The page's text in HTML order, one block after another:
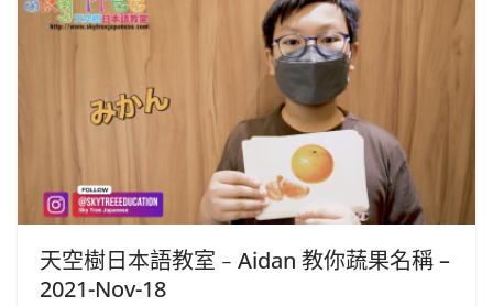
天空樹日本語教室﹣Aidan 教你蔬果名稱 –
2021-Nov-18